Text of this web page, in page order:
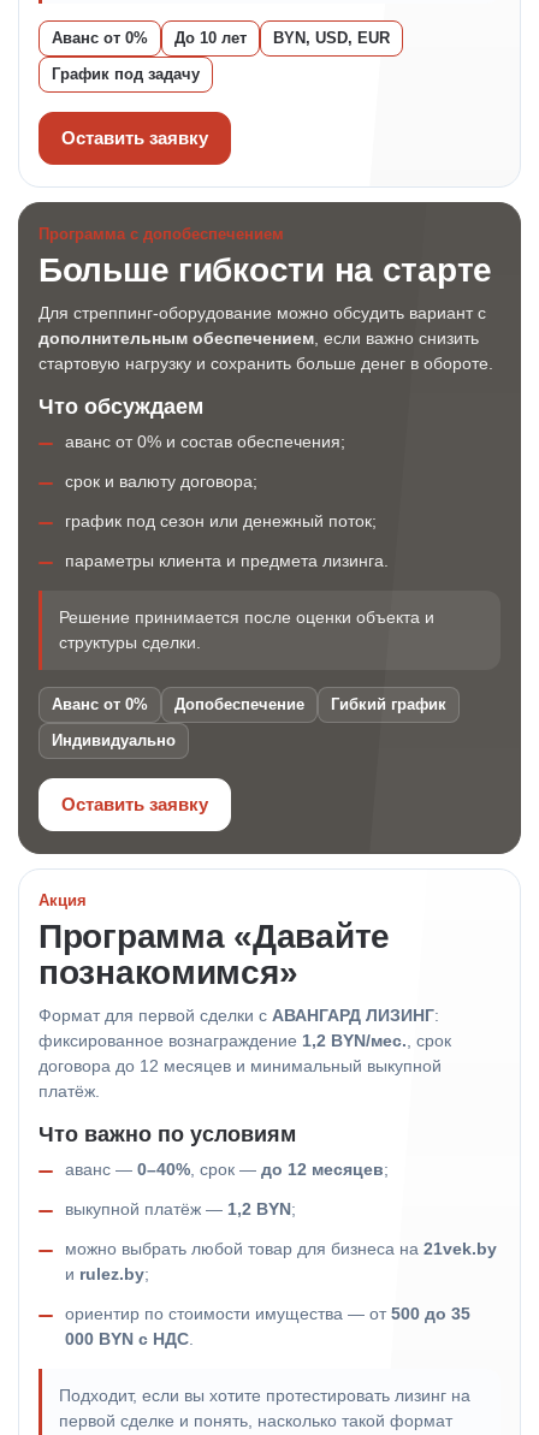
Аванс от 0% До 10 лет
BYN, USD, EUR
График под задачу
Оставить заявку
Программа с допобеспечением
Больше гибкости на старте
Для стреппинг-оборудование можно обсудить вариант с
дополнительным обеспечением , если важно снизить
стартовую нагрузку и сохранить больше денег в обороте.
Что обсуждаем
аванс от 0% и состав обеспечения;
срок и валюту договора;
график под сезон или денежный поток;
параметры клиента и предмета лизинга.
Решение принимается после оценки объекта и
структуры сделки.
Аванс от 0% Допобеспечение
Гибкий график
Индивидуально
Оставить заявку
Акция
Программа «Давайте
познакомимся»
Формат для первой сделки с АВАНГАРД ЛИЗИНГ:
фиксированное вознаграждение 1,2 BYN/мес. , срок
договора до 12 месяцев и минимальный выкупной
платёж.
Что важно по условиям
аванс — 0–40% , срок — до 12 месяцев;
выкупной платёж — 1,2 BYN;
можно выбрать любой товар для бизнеса на 21vek.by
и rulez.by;
ориентир по стоимости имущества — от500 до 35
000 BYN с НДС
Подходит, если вы хотите протестировать лизинг на
первой сделке и понять, насколько такой формат